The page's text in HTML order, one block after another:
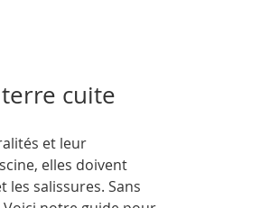
cuite
et leur
elles doivent
les salissures. Sans